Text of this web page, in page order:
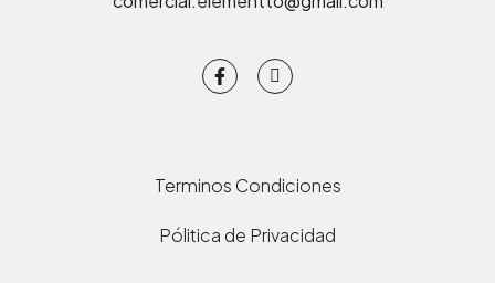
Terminos Condiciones
Pólitica de Privacidad